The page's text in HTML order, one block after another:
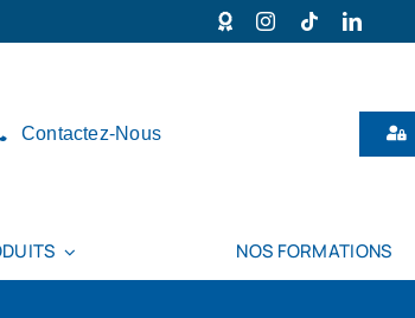
Contactez-Nous
NOS FORMATIONS